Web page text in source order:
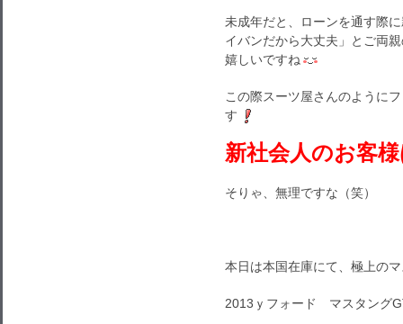
未成年だと、ローンを通す際
イバンだから大丈夫」とご両
嬉しいですね
この際スーツ屋さんのように
す
新社会人のお客
そりゃ、無理ですな（笑）
本日は本国在庫にて、極上の
2013ｙフォード マスタング